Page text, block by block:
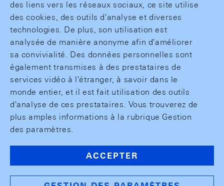
des liens vers les réseaux sociaux, ce site utilise
des cookies, des outils d'analyse et diverses
technologies. De plus, son utilisation est
analysée de manière anonyme afin d'améliorer
sa convivialité. Des données personnelles sont
également transmises à des prestataires de
services vidéo à l'étranger, à savoir dans le
monde entier, et il est fait utilisation des outils
d'analyse de ces prestataires. Vous trouverez de
plus amples informations à la rubrique Gestion
des paramètres.
ACCEPTER